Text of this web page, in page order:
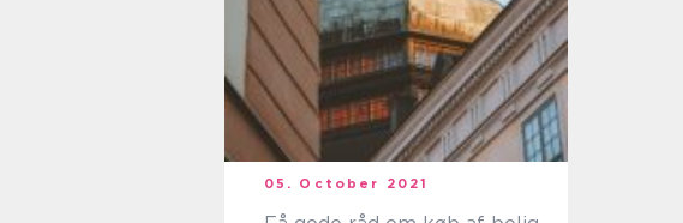
05. October 2021